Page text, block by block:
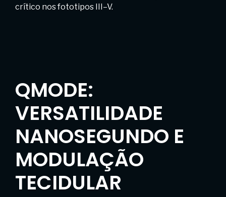
crítico nos fototipos III–V.
QMODE:
VERSATILIDADE
NANOSEGUNDO E
MODULAÇÃO
TECIDULAR